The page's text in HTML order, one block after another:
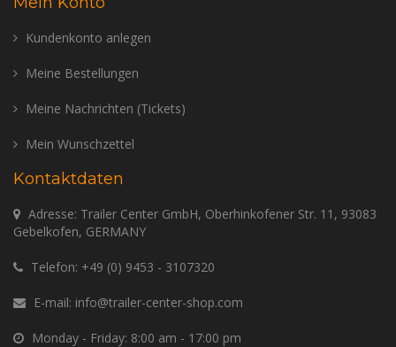
Kundenkonto anlegen
Meine Bestellungen
Meine Nachrichten (Tickets)
Mein Wunschzettel
Kontaktdaten
Adresse: Trailer Center GmbH, Oberhinkofener Str. 11, 93083
Gebelkofen, GERMANY
Telefon: +49 (0) 9453 - 3107320
E-mail: info@trailer-center-shop.com
Monday - Friday: 8:00 am - 17:00 pm